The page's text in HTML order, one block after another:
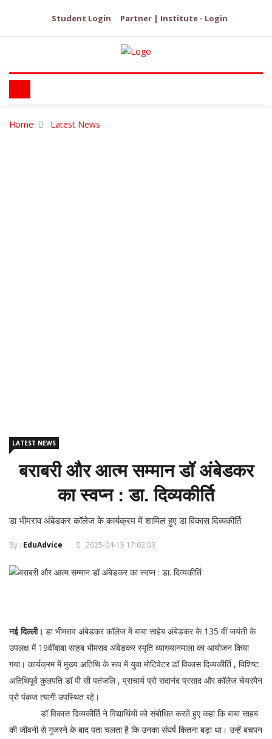
Student Login Partner | Institute - Login
Home Latest News
LATEST NEWS
बराबरी और आत्म सम्मान डॉ अंबेडकर
का स्वप्न : डा. दिव्यकीर्ति
डा भीमराव अंबेडकर कॉलेज के कार्यक्रम में शामिल हुए डा विकास दिव्यकीर्ति
By : EduAdvice 2025-04-15 17:02:03
नई दिल्ली। डा भीमराव अंबेडकर कॉलेज में बाबा साहेब अंबेडकर के 135 वीं जयंती के
उपलक्ष में 19वींबाबा साहब भीमराव अंबेडकर स्मृति व्याख्यानमाला का आयोजन किया
गया। कार्यक्रम में मुख्य अतिथि के रूप में युवा मोटिवेटर डॉ विकास दिव्यकीर्ति , विशिष्ट
अतिथिपूर्व कुलपति डॉ पी सी पतंजलि , प्राचार्य प्रो सदानंद प्रसाद और कॉलेज चेयरमैन
प्रो पंकज त्यागी उपस्थित रहे।
डॉ विकास दिव्यकीर्ति ने विद्यार्थियों को संबोधित करते हुए कहा कि बाबा साहब
की जीवनी से गुजरने के बाद पता चलता है कि उनका संघर्ष कितना बड़ा था। उन्हें बचपन